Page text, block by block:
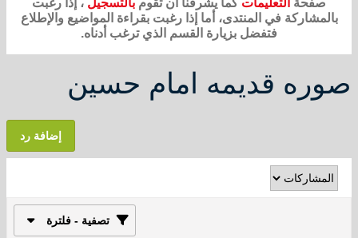
صفحة التعليمات كما يشرفنا أن تقوم بالتسجيل ، إذا رغبت
بالمشاركة في المنتدى، أما إذا رغبت بقراءة المواضيع والإطلاع
فتفضل بزيارة القسم الذي ترغب أدناه.
صوره قديمه امام حسين
إضافة رد
تصفية - فلترة